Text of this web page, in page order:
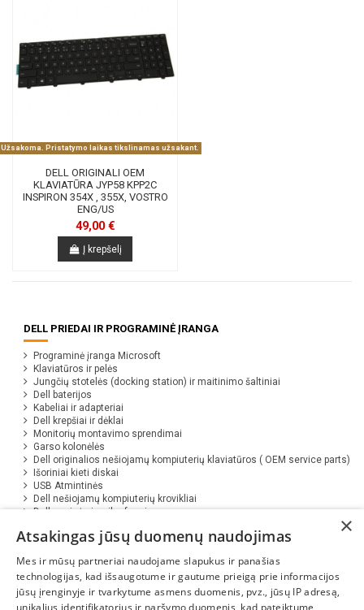
Pristatymo laikas tikslinamas užsakant.
DELL ORIGINALI OEM
KLAVIATŪRA JYP58 KPP2C
INSPIRON 354X , 355X, VOSTRO
ENG/US
49,00 €
Į krepšelį
DELL PRIEDAI IR PROGRAMINĖ ĮRANGA
Programinė įranga Microsoft
Klaviatūros ir pelės
Jungčių stotelės (docking station) ir maitinimo šaltiniai
Dell baterijos
Kabeliai ir adapteriai
Dell krepšiai ir dėklai
Monitorių montavimo sprendimai
Garso kolonėlės
Dell originalios nešiojamų kompiuterių klaviatūros ( OEM service parts)
Išoriniai kieti diskai
USB Atmintinės
Dell nešiojamų kompiuterių krovikliai
Dell ausinės ir mikrofonai
Papildomi įrankiai
×
Atsakingas jūsų duomenų naudojimas
Mes ir mūsų partneriai naudojame slapukus ir panašias
technologijas, kad išsaugotume ir gautume prieigą prie informacijos
jūsų įrenginyje ir tvarkytume asmens duomenis, pvz., jūsų IP adresą,
unikalius identifikatorius ir naršymo duomenis, kad pateiktume